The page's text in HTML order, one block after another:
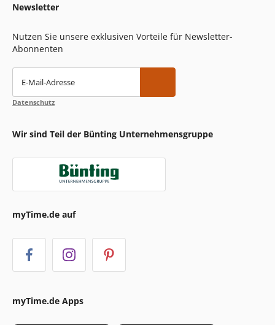
Newsletter
Nutzen Sie unsere exklusiven Vorteile für Newsletter-
Abonnenten
E-Mail-Adresse
Datenschutz
Wir sind Teil der Bünting Unternehmensgruppe
myTime.de auf
myTime.de Apps